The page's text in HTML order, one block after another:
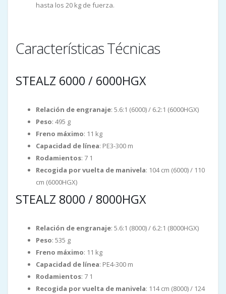
hasta los 20 kg de fuerza.
Características Técnicas
STEALZ 6000 / 6000HGX
Relación de engranaje: 5.6:1 (6000) / 6.2:1 (6000HGX)
Peso: 495 g
Freno máximo: 11 kg
Capacidad de línea: PE3-300 m
Rodamientos: 7 1
Recogida por vuelta de manivela: 104 cm (6000) / 110
cm (6000HGX)
STEALZ 8000 / 8000HGX
Relación de engranaje: 5.6:1 (8000) / 6.2:1 (8000HGX)
Peso: 535 g
Freno máximo: 11 kg
Capacidad de línea: PE4-300 m
Rodamientos: 7 1
Recogida por vuelta de manivela: 114 cm (8000) / 124